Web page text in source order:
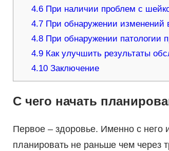
4.6 При наличии проблем с
4.7 При обнаружении изменений
4.8 При обнаружении патологии
4.9 Как улучшить результаты
4.10 Заключение
С чего начать
Первое – здоровье. Именно с него
планировать не раньше чем через